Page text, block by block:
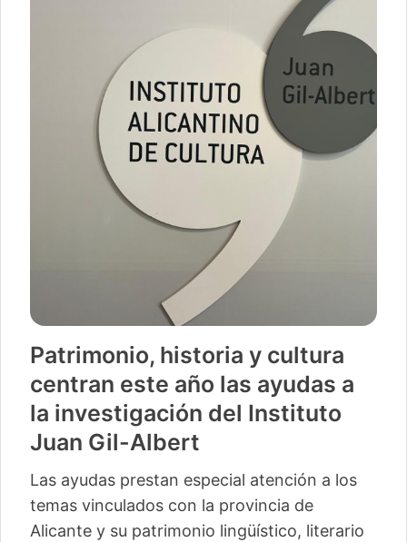
Patrimonio, historia y cultura
centran este año las ayudas a
la investigación del Instituto
Juan Gil-Albert
Las ayudas prestan especial atención a los
temas vinculados con la provincia de
Alicante y su patrimonio lingüístico, literario